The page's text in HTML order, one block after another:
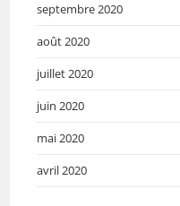
septembre 2020
août 2020
juillet 2020
juin 2020
mai 2020
avril 2020